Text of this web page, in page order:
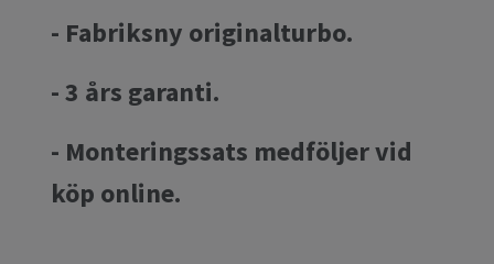
- Fabriksny originalturbo.
- 3 års garanti.
- Monteringssats medföljer vid
köp online.